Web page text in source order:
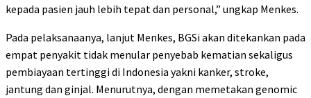
kepada pasien jauh lebih tepat dan personal,” ungkap Menkes.
Pada pelaksanaanya, lanjut Menkes, BGSi akan ditekankan pada
empat penyakit tidak menular penyebab kematian sekaligus
pembiayaan tertinggi di Indonesia yakni kanker, stroke,
jantung dan ginjal. Menurutnya, dengan memetakan genomic